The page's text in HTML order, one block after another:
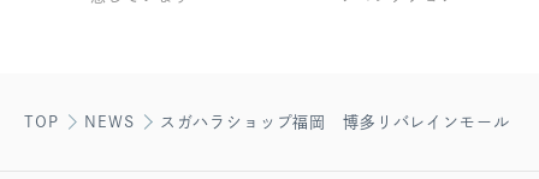
TOP NEWS スガハラショップ福岡 博多リバレインモール ク